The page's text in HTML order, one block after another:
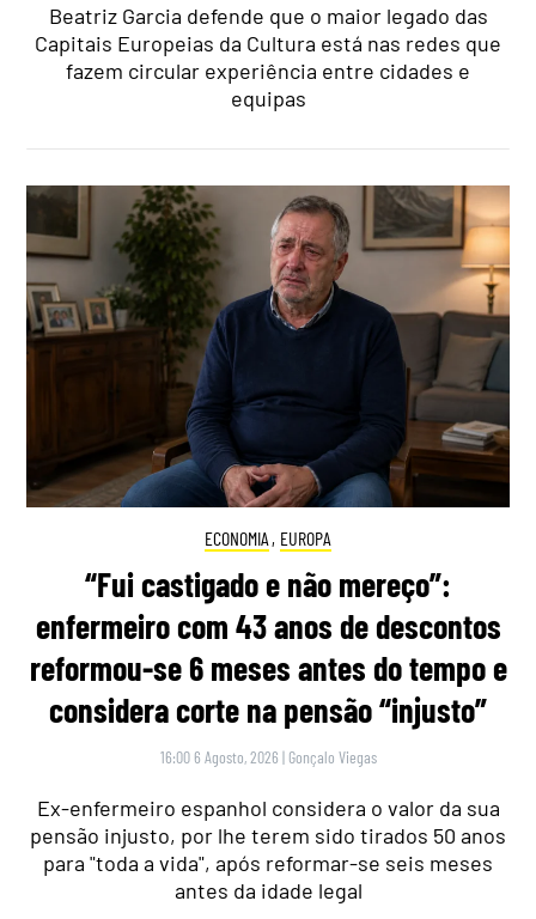
Beatriz Garcia defende que o maior legado das
Capitais Europeias da Cultura está nas redes que
fazem circular experiência entre cidades e
equipas
ECONOMIA , EUROPA
“Fui castigado e não mereço”:
enfermeiro com 43 anos de descontos
reformou-se 6 meses antes do tempo e
considera corte na pensão “injusto”
16:00 6 Agosto, 2026 | Gonçalo Viegas
Ex-enfermeiro espanhol considera o valor da sua
pensão injusto, por lhe terem sido tirados 50 anos
para "toda a vida", após reformar-se seis meses
antes da idade legal